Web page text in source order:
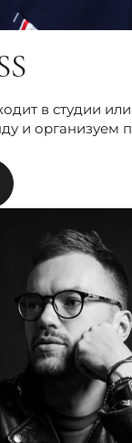
в студии
и организуем